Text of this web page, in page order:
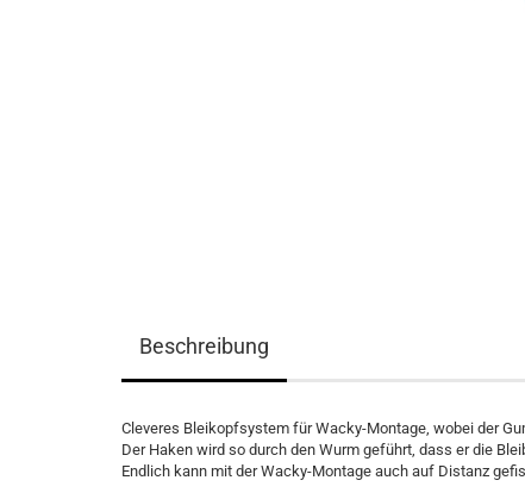
Beschreibung
Cleveres Bleikopfsystem für Wacky-Montage, wobei der
Der Haken wird so durch den Wurm geführt, dass er die
Endlich kann mit der Wacky-Montage auch auf Distanz